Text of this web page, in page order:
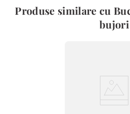
Produse similare cu
bujori